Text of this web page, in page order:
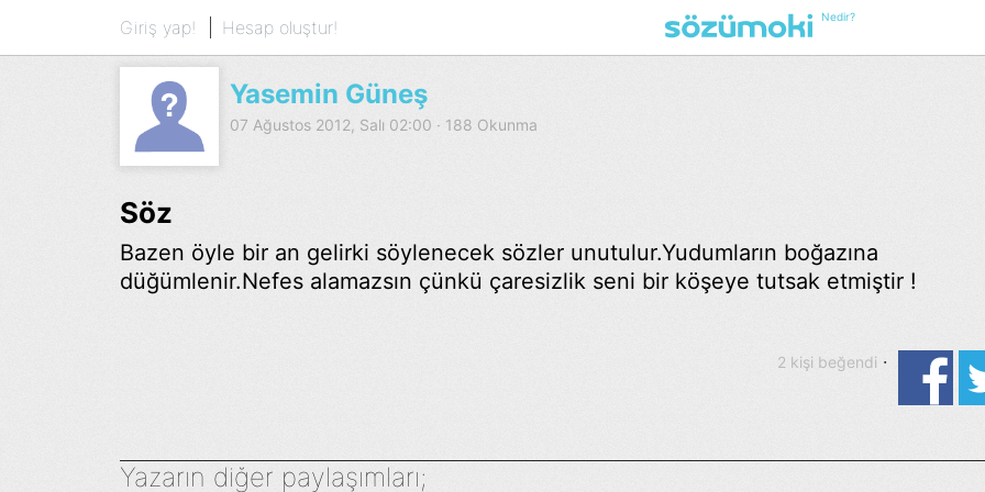
Giriş yap! Hesap oluştur! Nedir?
Yasemin Güneş
07 Ağustos 2012, Salı 02:00 · 188 Okunma
Söz
Bazen öyle bir an gelirki söylenecek sözler unutulur.Yudumların boğazına
düğümlenir.Nefes alamazsın çünkü çaresizlik seni bir köşeye tutsak etmiştir !
2 kişi beğendi ·
Yazarın diğer paylaşımları;